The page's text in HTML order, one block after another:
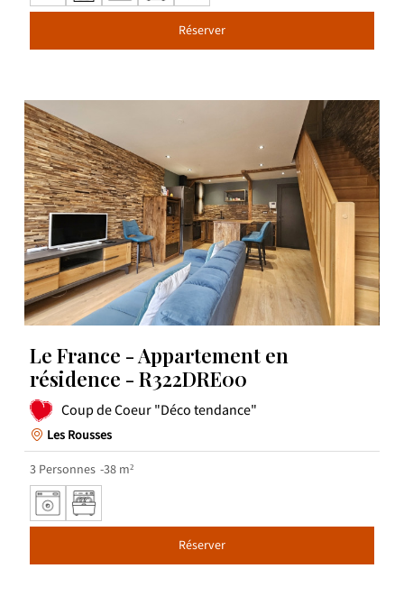
Réserver
Le France - Appartement en
résidence - R322DRE00
Coup de Coeur "Déco tendance"
Les Rousses
3 Personnes 38 m²
Réserver